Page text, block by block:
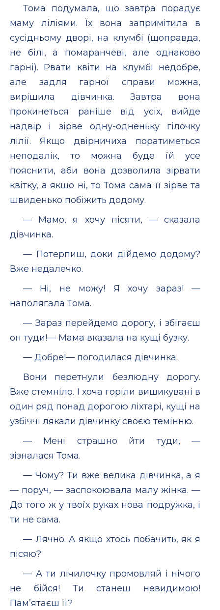
Тома подумала, що завтра порадує
маму ліліями. Їх вона запримітила в
сусідньому дворі, на клумбі (щоправда,
не білі, а помаранчеві, але однаково
гарні). Рвати квіти на клумбі недобре,
але задля гарної справи можна,
вирішила дівчинка. Завтра вона
прокинеться раніше від усіх, вийде
надвір і зірве одну-одненьку гілочку
лілії. Якщо двірничиха поратиметься
неподалік, то можна буде їй усе
пояснити, аби вона дозволила зірвати
квітку, а якщо ні, то Тома сама її зірве та
швиденько побіжить додому.
— Мамо, я хочу пісяти, — сказала
дівчинка.
— Потерпиш, доки дійдемо додому?
Вже недалечко.
— Ні, не можу! Я хочу зараз! —
наполягала Тома.
— Зараз перейдемо дорогу, і збігаєш
он туди!— Мама вказала на кущі бузку.
— Добре!— погодилася дівчинка.
Вони перетнули безлюдну дорогу.
Вже стемніло. І хоча горіли вишикувані в
один ряд понад дорогою ліхтарі, кущі на
узбіччі лякали дівчинку своєю темінню.
— Мені страшно йти туди, —
зізналася Тома.
— Чому? Ти вже велика дівчинка, а я
— поруч, — заспокоювала малу жінка. —
До того ж у твоїх руках нова подружка, і
ти не сама.
— Лячно. А якщо хтось побачить, як я
пісяю?
— А ти лічилочку промовляй і нічого
не бійся! Ти станеш невидимою!
Пам’ятаєш її?